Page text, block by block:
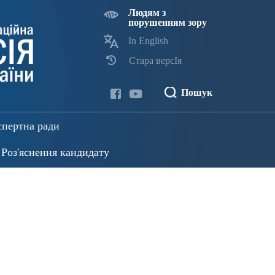
Людям з
порушенням зору
In English
Стара версІя
Пошук
ради
Роз'яснення кандидату